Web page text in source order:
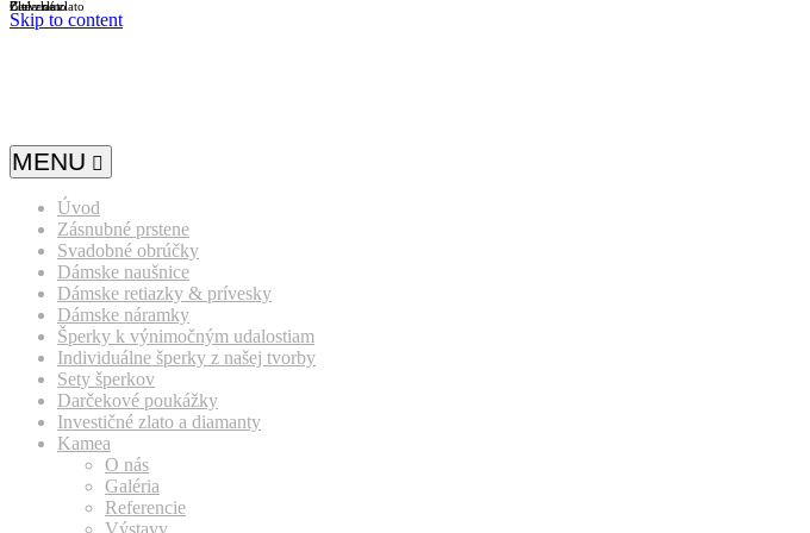
Skip to content
MENU
Úvod
Zásnubné prstene
Svadobné obrúčky
Dámske naušnice
Dámske retiazky & prívesky
Dámske náramky
Šperky k výnimočným udalostiam
Individuálne šperky z našej tvorby
Sety šperkov
Darčekové poukážky
Investičné zlato a diamanty
Kamea
O nás
Galéria
Referencie
Výstavy
Biele zlato
Žlté zlato
Červené zlato